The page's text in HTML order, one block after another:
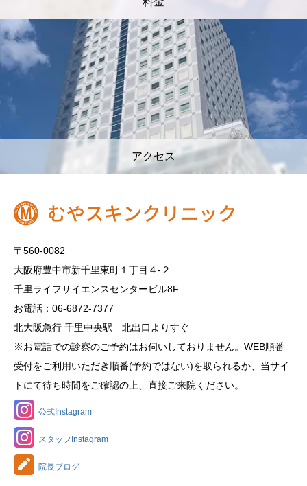
アクセス
〒560-0082
大阪府豊中市新千里東町１丁目４‐２
千里ライフサイエンスセンタービル8F
お電話：06-6872-7377
北大阪急行 千里中央駅 北出口よりすぐ
※お電話での診察のご予約はお伺いしておりません。WEB順番
受付をご利用いただき順番(予約ではない)を取られるか、当サイ
トにて待ち時間をご確認の上、直接ご来院ください。
公式Instagram
スタッフInstagram
院長ブログ